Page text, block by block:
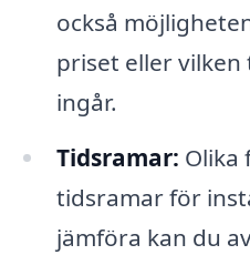
också
priset eller
ingår.
Tidsramar: Olika
tidsramar för
jämföra kan du